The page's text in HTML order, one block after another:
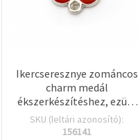
Ikercseresznye zománcos
charm medál
ékszerkészítéshez, ezüst
színű fém, 22x15x2 mm,
1,5 mm-es furat, piros-
SKU (leltári azonosító):
156141